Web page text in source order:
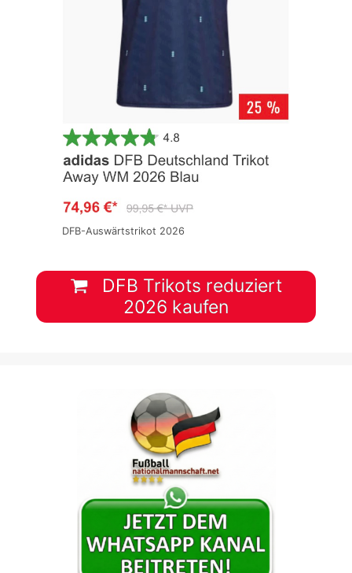
DFB-Auswärtstrikot 2026
DFB Trikots reduziert
2026 kaufen